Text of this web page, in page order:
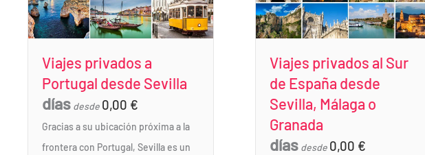
Viajes privados a
Portugal desde Sevilla
días desde 0,00 €
Gracias a su ubicación próxima a la
frontera con Portugal, Sevilla es un
Viajes privados al Sur
de España desde
Sevilla, Málaga o
Granada
días desde 0,00 €